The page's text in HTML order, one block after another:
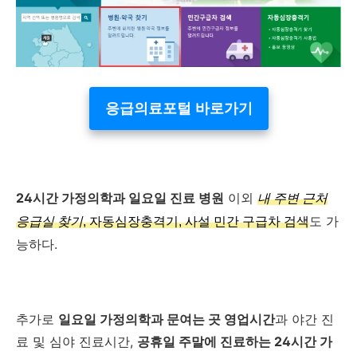
응급의료포털 바로가기
24시간 가정의학과 일요일 진료 병원 이외 내 주변 근처
응급실 찾기, 자동심장충격기, 사설 민간 구급차 검색도 가
능하다.
추가로 일요일 가정의학과 문여는 곳 영업시간과 야간 진
료 및 심야 진료시간, 공휴일 주말에 진료하는 24시간 가